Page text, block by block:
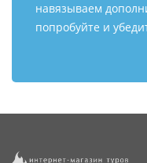
навязываем
попробуйте и